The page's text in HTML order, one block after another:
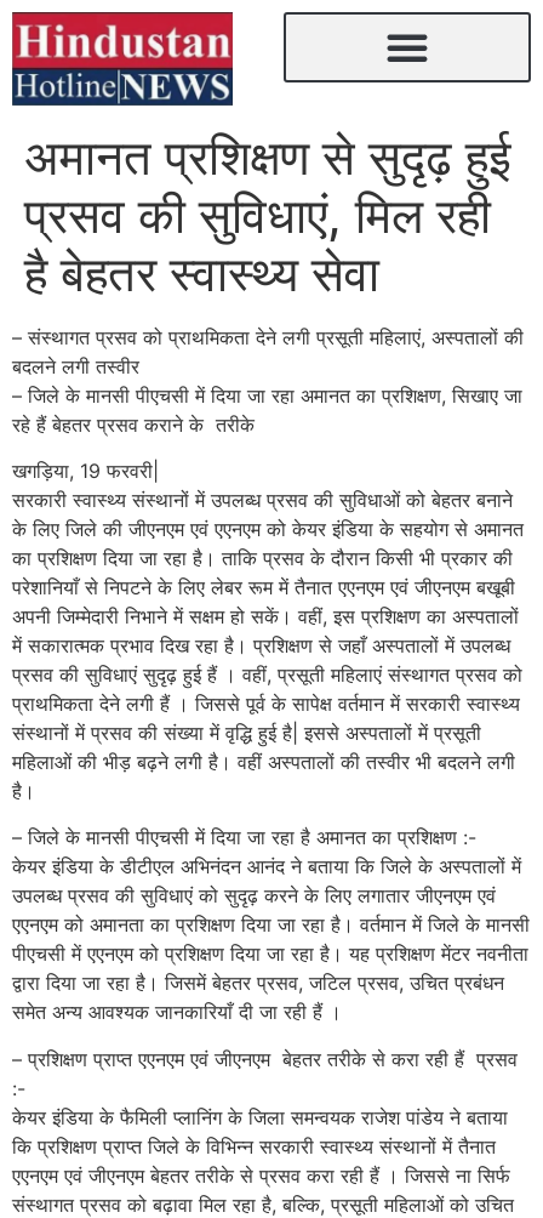
अमानत प्रशिक्षण से सुदृढ़ हुई
प्रसव की सुविधाएं, मिल रही
है बेहतर स्वास्थ्य सेवा
– संस्थागत प्रसव को प्राथमिकता देने लगी प्रसूती महिलाएं, अस्पतालों की
बदलने लगी तस्वीर
– जिले के मानसी पीएचसी में दिया जा रहा अमानत का प्रशिक्षण, सिखाए जा
रहे हैं बेहतर प्रसव कराने के तरीके
खगड़िया, 19 फरवरी|
सरकारी स्वास्थ्य संस्थानों में उपलब्ध प्रसव की सुविधाओं को बेहतर बनाने
के लिए जिले की जीएनएम एवं एएनएम को केयर इंडिया के सहयोग से अमानत
का प्रशिक्षण दिया जा रहा है। ताकि प्रसव के दौरान किसी भी प्रकार की
परेशानियाँ से निपटने के लिए लेबर रूम में तैनात एएनएम एवं जीएनएम बखूबी
अपनी जिम्मेदारी निभाने में सक्षम हो सकें। वहीं, इस प्रशिक्षण का अस्पतालों
में सकारात्मक प्रभाव दिख रहा है। प्रशिक्षण से जहाँ अस्पतालों में उपलब्ध
प्रसव की सुविधाएं सुदृढ़ हुई हैं । वहीं, प्रसूती महिलाएं संस्थागत प्रसव को
प्राथमिकता देने लगी हैं । जिससे पूर्व के सापेक्ष वर्तमान में सरकारी स्वास्थ्य
संस्थानों में प्रसव की संख्या में वृद्धि हुई है| इससे अस्पतालों में प्रसूती
महिलाओं की भीड़ बढ़ने लगी है। वहीं अस्पतालों की तस्वीर भी बदलने लगी
है।
– जिले के मानसी पीएचसी में दिया जा रहा है अमानत का प्रशिक्षण :-
केयर इंडिया के डीटीएल अभिनंदन आनंद ने बताया कि जिले के अस्पतालों में
उपलब्ध प्रसव की सुविधाएं को सुदृढ़ करने के लिए लगातार जीएनएम एवं
एएनएम को अमानता का प्रशिक्षण दिया जा रहा है। वर्तमान में जिले के मानसी
पीएचसी में एएनएम को प्रशिक्षण दिया जा रहा है। यह प्रशिक्षण मेंटर नवनीता
द्वारा दिया जा रहा है। जिसमें बेहतर प्रसव, जटिल प्रसव, उचित प्रबंधन
समेत अन्य आवश्यक जानकारियाँ दी जा रही हैं ।
– प्रशिक्षण प्राप्त एएनएम एवं जीएनएम बेहतर तरीके से करा रही हैं प्रसव
:-
केयर इंडिया के फैमिली प्लानिंग के जिला समन्वयक राजेश पांडेय ने बताया
कि प्रशिक्षण प्राप्त जिले के विभिन्न सरकारी स्वास्थ्य संस्थानों में तैनात
एएनएम एवं जीएनएम बेहतर तरीके से प्रसव करा रही हैं । जिससे ना सिर्फ
संस्थागत प्रसव को बढ़ावा मिल रहा है, बल्कि, प्रसूती महिलाओं को उचित